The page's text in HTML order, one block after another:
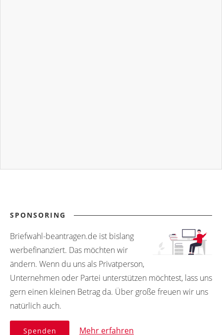
SPONSORING
Briefwahl-beantragen.de ist bislang
werbefinanziert. Das möchten wir
ändern. Wenn du uns als Privatperson,
Unternehmen oder Partei unterstützen möchtest, lass uns
gern einen kleinen Betrag da. Über große freuen wir uns
natürlich auch.
Spenden Mehr erfahren